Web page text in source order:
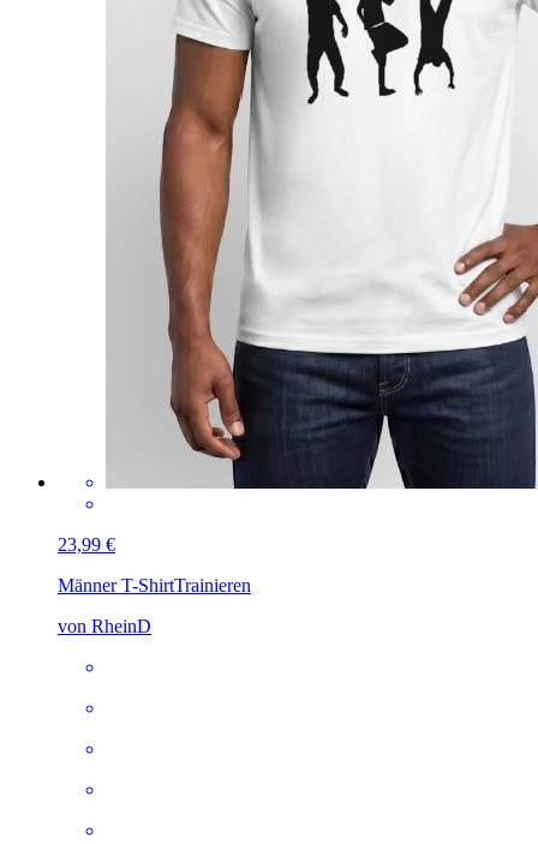
23,99 €
Männer T-ShirtTrainieren
von RheinD